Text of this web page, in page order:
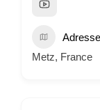
Adresse
Metz, France